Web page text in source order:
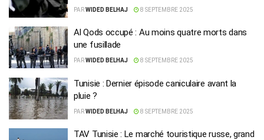
PARWIDED BELHAJ 8 SEPTEMBRE 2025
Al Qods occupé : Au moins quatre morts dans
une fusillade
PARWIDED BELHAJ 8 SEPTEMBRE 2025
Tunisie : Dernier épisode caniculaire avant la
pluie ?
PARWIDED BELHAJ 8 SEPTEMBRE 2025
TAV Tunisie : Le marché touristique russe, grand